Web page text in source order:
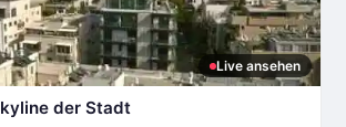
Live ansehen
der Stadt